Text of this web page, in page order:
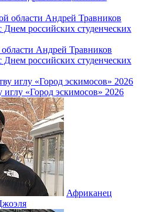
Андрей Травников
российских студенческих
иглу «Город эскимосов» 2026
Африканец